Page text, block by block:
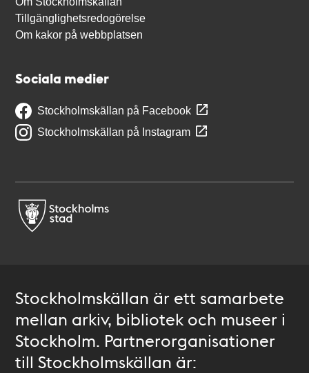
Tillgänglighetsredogörelse
Om kakor på webbplatsen
Sociala medier
Stockholmskällan på Facebook
Stockholmskällan på Instagram
Stockholmskällan är ett samarbete
mellan arkiv, bibliotek och museer i
Stockholm. Partnerorganisationer
till Stockholmskällan är: